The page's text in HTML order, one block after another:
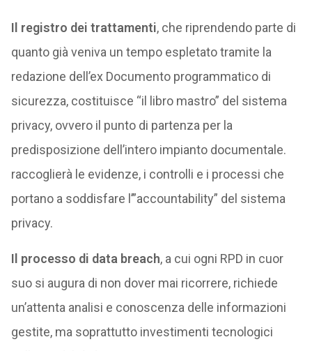
Il registro dei trattamenti, che riprendendo parte di
quanto già veniva un tempo espletato tramite la
redazione dell’ex Documento programmatico di
sicurezza, costituisce “il libro mastro” del sistema
privacy, ovvero il punto di partenza per la
predisposizione dell’intero impianto documentale.
raccoglierà le evidenze, i controlli e i processi che
portano a soddisfare l’”accountability” del sistema
privacy.
Il processo di data breach, a cui ogni RPD in cuor
suo si augura di non dover mai ricorrere, richiede
un’attenta analisi e conoscenza delle informazioni
gestite, ma soprattutto investimenti tecnologici